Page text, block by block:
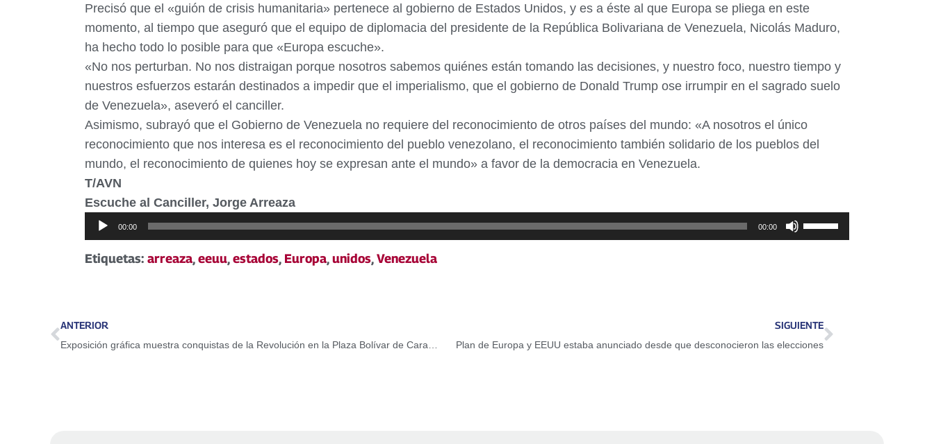
Precisó que el «guión de crisis humanitaria» pertenece al gobierno de Estados Unidos, y es a éste al que Europa se pliega en este
momento, al tiempo que aseguró que el equipo de diplomacia del presidente de la República Bolivariana de Venezuela, Nicolás Maduro,
ha hecho todo lo posible para que «Europa escuche».
«No nos perturban. No nos distraigan porque nosotros sabemos quiénes están tomando las decisiones, y nuestro foco, nuestro tiempo y
nuestros esfuerzos estarán destinados a impedir que el imperialismo, que el gobierno de Donald Trump ose irrumpir en el sagrado suelo
de Venezuela», aseveró el canciller.
Asimismo, subrayó que el Gobierno de Venezuela no requiere del reconocimiento de otros países del mundo: «A nosotros el único
reconocimiento que nos interesa es el reconocimiento del pueblo venezolano, el reconocimiento también solidario de los pueblos del
mundo, el reconocimiento de quienes hoy se expresan ante el mundo» a favor de la democracia en Venezuela.
T/AVN
Escuche al Canciller, Jorge Arreaza
Reproductor
de
audio
00:00 00:00
Utiliza
las
arriba/abajo
para
Etiquetas: arreaza,eeuu,estados, Europa,unidos,Venezuela
ANTERIOR
Exposición gráfica muestra conquistas de la Revolución en la Plaza Bolívar de Caracas
SIGUIENTE
Plan de Europa y EEUU estaba anunciado desde que desconocieron las elecciones